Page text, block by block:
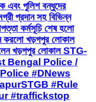
এবং পুলিশ বন্ধুদের
প্রদান সহ বিভিন্ন
কর্মসূচি শেষ হলো
করলো খড়গপুর লোকাল
খড়গপুর লোকাল STG-
Bengal Police /
#DNews
#Rule
#traffickstop